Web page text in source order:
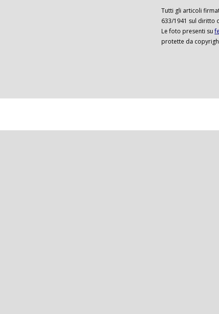
Tutti gli articoli
633/1941 sul diritto
Le foto presenti su
protette da